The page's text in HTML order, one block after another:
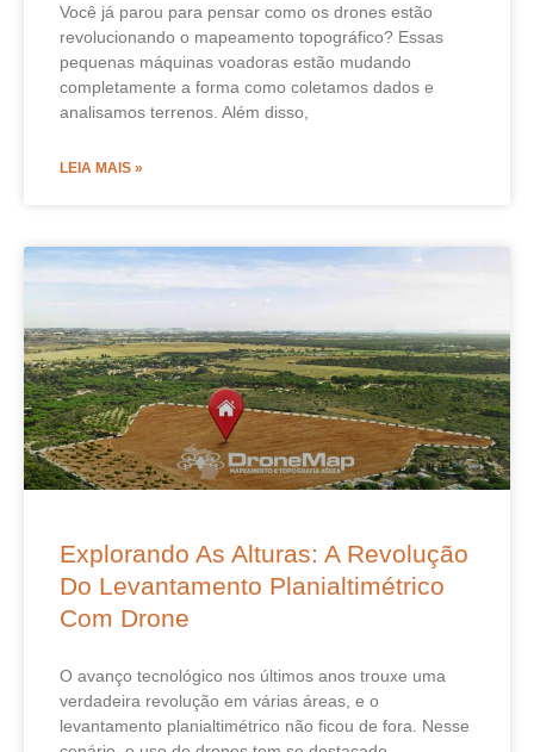
Você já parou para pensar como os drones estão
revolucionando o mapeamento topográfico? Essas
pequenas máquinas voadoras estão mudando
completamente a forma como coletamos dados e
analisamos terrenos. Além disso,
LEIA MAIS »
Explorando As Alturas: A Revolução
Do Levantamento Planialtimétrico
Com Drone
O avanço tecnológico nos últimos anos trouxe uma
verdadeira revolução em várias áreas, e o
levantamento planialtimétrico não ficou de fora. Nesse